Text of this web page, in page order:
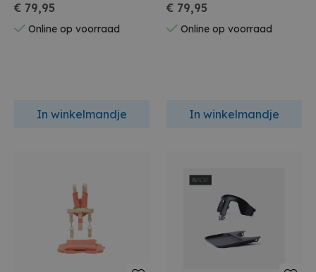
€ 79,95
Online op voorraad
In winkelmandje
€ 79,95
Online op voorraad
In winkelmandje